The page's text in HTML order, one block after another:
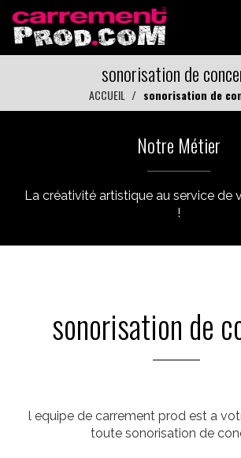
sonorisation de
ACCUEIL sonorisation de
Notre Métier
La créativité artistique au service de
!
sonorisation de
l equipe de carrement prod est a
toute sonorisation de